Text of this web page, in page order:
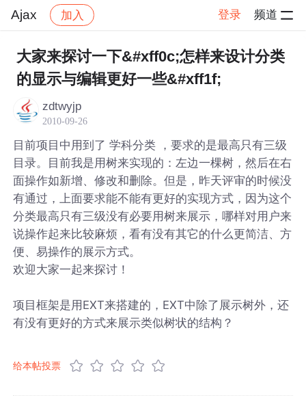
Ajax 加入 登录 频道
社区 Ajax 帖子详情
大家来探讨一下&#xff0c;怎样来设计分类
的显示与编辑更好一些&#xff1f;
zdtwyjp
2010-09-26
目前项目中用到了 学科分类 ，要求的是最高只有三级
目录。目前我是用树来实现的：左边一棵树，然后在右
面操作如新增、修改和删除。但是，昨天评审的时候没
有通过，上面要求能不能有更好的实现方式，因为这个
分类最高只有三级没有必要用树来展示，哪样对用户来
说操作起来比较麻烦，看有没有其它的什么更简洁、方
便、易操作的展示方式。
欢迎大家一起来探讨！
项目框架是用EXT来搭建的，EXT中除了展示树外，还
有没有更好的方式来展示类似树状的结构？
给本帖投票